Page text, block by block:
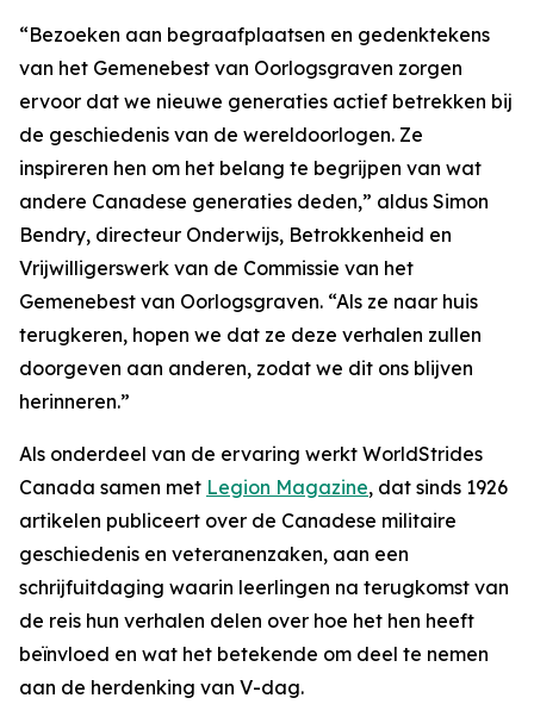
“Bezoeken aan begraafplaatsen en gedenktekens
van het Gemenebest van Oorlogsgraven zorgen
ervoor dat we nieuwe generaties actief betrekken bij
de geschiedenis van de wereldoorlogen. Ze
inspireren hen om het belang te begrijpen van wat
andere Canadese generaties deden,” aldus Simon
Bendry, directeur Onderwijs, Betrokkenheid en
Vrijwilligerswerk van de Commissie van het
Gemenebest van Oorlogsgraven. “Als ze naar huis
terugkeren, hopen we dat ze deze verhalen zullen
doorgeven aan anderen, zodat we dit ons blijven
herinneren.”
Als onderdeel van de ervaring werkt WorldStrides
Canada samen met Legion Magazine, dat sinds 1926
artikelen publiceert over de Canadese militaire
geschiedenis en veteranenzaken, aan een
schrijfuitdaging waarin leerlingen na terugkomst van
de reis hun verhalen delen over hoe het hen heeft
beïnvloed en wat het betekende om deel te nemen
aan de herdenking van V-dag.